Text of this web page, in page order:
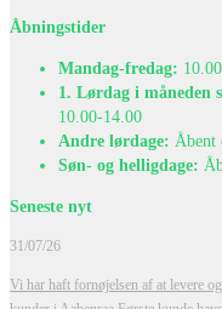
Åbningstider
Mandag-fredag:
1. Lørdag i måneden
10.00-14.00
Andre lørdage: Åbent
Søn- og helligdage:
Seneste nyt
31/07/26
Vi har haft fornøjelsen af at levere